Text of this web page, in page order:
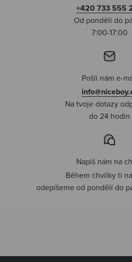
+420 733 555
Od pondělí do
7:00-17:00
Pošli nám e-
Na tvoje dotazy
do 24 hodin
Napiš nám na
Během chvilky ti
odepíšeme od pondělí do